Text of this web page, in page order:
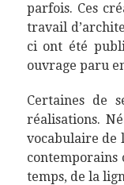
parfois. Ces
travail
ci ont été
ouvrage paru
Certaines de
réalisations.
vocabulaire de
contemporains
temps, de la